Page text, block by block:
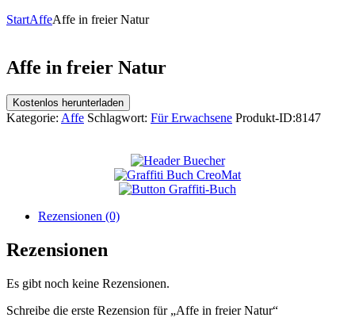
StartAffeAffe in freier Natur
Affe in freier Natur
Kostenlos herunterladen
Kategorie: Affe Schlagwort: Für Erwachsene Produkt-ID:8147
Rezensionen (0)
Rezensionen
Es gibt noch keine Rezensionen.
Schreibe die erste Rezension für „Affe in freier Natur“